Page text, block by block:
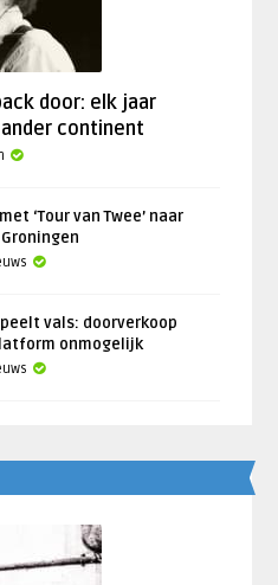
door: elk jaar
continent
‘Tour van Twee’ naar
vals: doorverkoop
onmogelijk